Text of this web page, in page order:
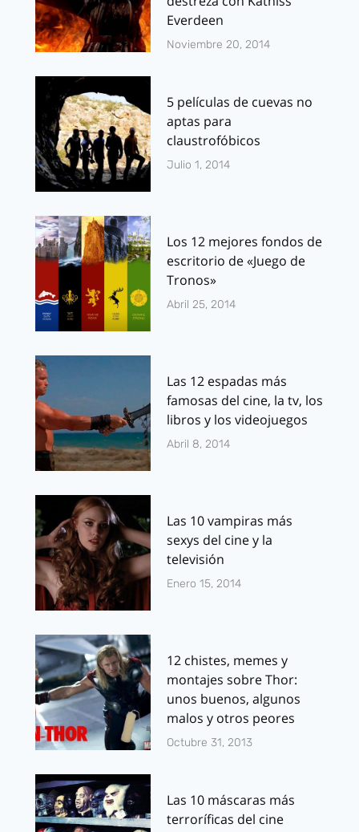
Everdeen
Noviembre 20, 2014
5 películas de cuevas no
aptas para
claustrofóbicos
Julio 1, 2014
Los 12 mejores fondos de
escritorio de «Juego de
Tronos»
Abril 25, 2014
Las 12 espadas más
famosas del cine, la tv, los
libros y los videojuegos
Abril 8, 2014
Las 10 vampiras más
sexys del cine y la
televisión
Enero 15, 2014
12 chistes, memes y
montajes sobre Thor:
unos buenos, algunos
malos y otros peores
Octubre 31, 2013
Las 10 máscaras más
terroríficas del cine